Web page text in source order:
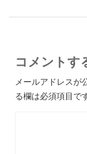
コメントす
メールアドレスが
る欄は必須項目で